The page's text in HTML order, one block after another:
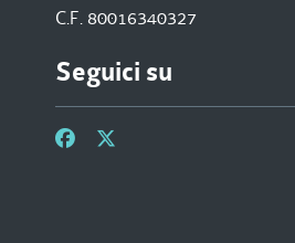
C.F. 80016340327
Seguici su